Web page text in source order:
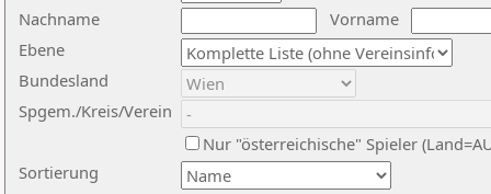
Nachname
Vorname
Ebene
Sortierung
Bundesland
Spgem./Kreis/Verein
Nur "österreichische" Spieler